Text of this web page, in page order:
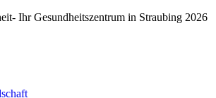
Ihr Gesundheitszentrum in Straubing 2026